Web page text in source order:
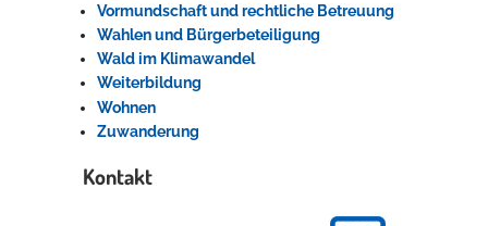
Vormundschaft und rechtliche Betreuung
Wahlen und Bürgerbeteiligung
Wald im Klimawandel
Weiterbildung
Wohnen
Zuwanderung
Kontakt